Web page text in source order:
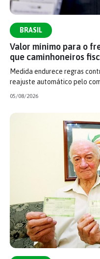
BRASIL
Valor mínimo para o
que caminhoneiros
Medida endurece regras
reajuste automático pelo
05/08/2026